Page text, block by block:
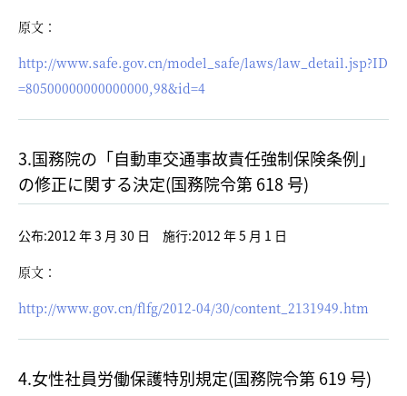
原文：
http://www.safe.gov.cn/model_safe/laws/law_detail.jsp?ID
=80500000000000000,98&id=4
3.国務院の「自動車交通事故責任強制保険条例」
の修正に関する決定(国務院令第 618 号)
公布:2012 年 3 月 30 日 施行:2012 年 5 月 1 日
原文：
http://www.gov.cn/flfg/2012-04/30/content_2131949.htm
4.女性社員労働保護特別規定(国務院令第 619 号)